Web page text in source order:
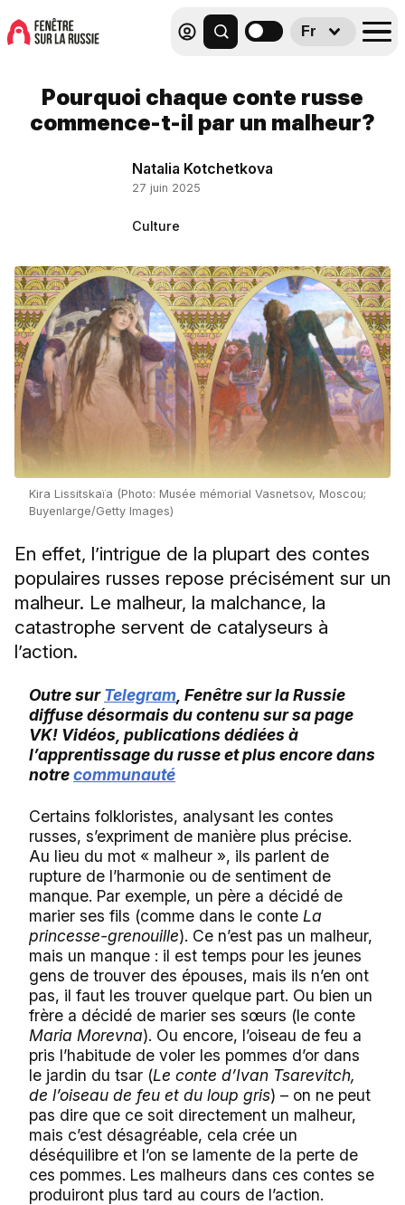
Fr
Pourquoi chaque conte russe
commence-t-il par un malheur?
Natalia Kotchetkova
27 juin 2025
Culture
Kira Lissitskaïa (Photo: Musée mémorial Vasnetsov, Moscou;
Buyenlarge/Getty Images)
En effet, l’intrigue de la plupart des contes
populaires russes repose précisément sur un
malheur. Le malheur, la malchance, la
catastrophe servent de catalyseurs à
l’action.
Outre surTelegram , Fenêtre sur la Russie
diffuse désormais du contenu sur sa page
VK! Vidéos, publications dédiées à
l’apprentissage du russe et plus encore dans
notrecommunauté
Certains folkloristes, analysant les contes
russes, s’expriment de manière plus précise.
Au lieu du mot « malheur », ils parlent de
rupture de l’harmonie ou de sentiment de
manque. Par exemple, un père a décidé de
marier ses fils (comme dans le conte La
princesse-grenouille). Ce n’est pas un malheur,
mais un manque : il est temps pour les jeunes
gens de trouver des épouses, mais ils n’en ont
pas, il faut les trouver quelque part. Ou bien un
frère a décidé de marier ses sœurs (le conte
Maria Morevna). Ou encore, l’oiseau de feu a
pris l’habitude de voler les pommes d’or dans
le jardin du tsar (Le conte d’Ivan Tsarevitch,
de l’oiseau de feu et du loup gris) – on ne peut
pas dire que ce soit directement un malheur,
mais c’est désagréable, cela crée un
déséquilibre et l’on se lamente de la perte de
ces pommes. Les malheurs dans ces contes se
produiront plus tard au cours de l’action.